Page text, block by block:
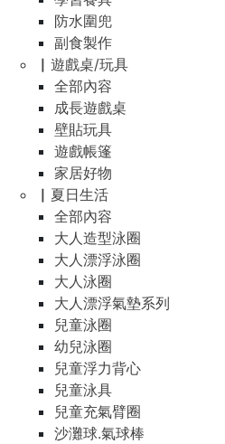
防水圍兜
副食製作
▏遊戲桌/玩具
全部內容
成長遊戲桌
壁貼玩具
遊戲帳篷
家居好物
▏夏日生活
全部內容
大人造型泳圈
大人漂浮泳圈
大人泳圈
大人漂浮氣墊系列
兒童泳圈
幼兒泳圈
兒童浮力背心
兒童泳具
兒童充氣臂圈
沙灘球.氣球棒